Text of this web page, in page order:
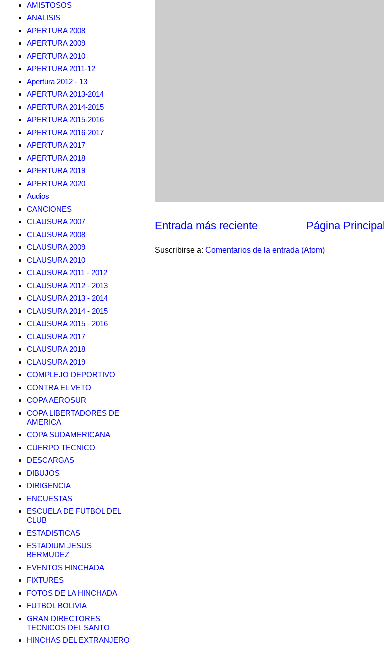
Entrada más reciente Página Principal
Suscribirse a: Comentarios de la entrada (Atom)
AMISTOSOS
ANALISIS
APERTURA 2008
APERTURA 2009
APERTURA 2010
APERTURA 2011-12
Apertura 2012 - 13
APERTURA 2013-2014
APERTURA 2014-2015
APERTURA 2015-2016
APERTURA 2016-2017
APERTURA 2017
APERTURA 2018
APERTURA 2019
APERTURA 2020
Audios
CANCIONES
CLAUSURA 2007
CLAUSURA 2008
CLAUSURA 2009
CLAUSURA 2010
CLAUSURA 2011 - 2012
CLAUSURA 2012 - 2013
CLAUSURA 2013 - 2014
CLAUSURA 2014 - 2015
CLAUSURA 2015 - 2016
CLAUSURA 2017
CLAUSURA 2018
CLAUSURA 2019
COMPLEJO DEPORTIVO
CONTRA EL VETO
COPA AEROSUR
COPA LIBERTADORES DE
AMERICA
COPA SUDAMERICANA
CUERPO TECNICO
DESCARGAS
DIBUJOS
DIRIGENCIA
ENCUESTAS
ESCUELA DE FUTBOL DEL
CLUB
ESTADISTICAS
ESTADIUM JESUS
BERMUDEZ
EVENTOS HINCHADA
FIXTURES
FOTOS DE LA HINCHADA
FUTBOL BOLIVIA
GRAN DIRECTORES
TECNICOS DEL SANTO
HINCHAS DEL EXTRANJERO